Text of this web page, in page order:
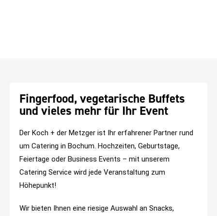
Fingerfood, vegetarische Buffets
und vieles mehr für Ihr Event
Der Koch + der Metzger ist Ihr erfahrener Partner rund
um Catering in Bochum. Hochzeiten, Geburtstage,
Feiertage oder Business Events – mit unserem
Catering Service wird jede Veranstaltung zum
Höhepunkt!
Wir bieten Ihnen eine riesige Auswahl an Snacks,